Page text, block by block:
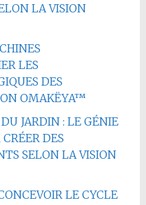
LA VISION
LES
DES
OMAKËYA™
JARDIN : LE GÉNIE
DES
SELON LA VISION
LE CYCLE